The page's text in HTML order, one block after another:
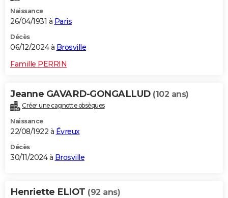
Naissance
26/04/1931 à Paris
Décès
06/12/2024 à Brosville
Famille PERRIN
Jeanne GAVARD-GONGALLUD (102 ans)
Créer une cagnotte obsèques
Naissance
22/08/1922 à Évreux
Décès
30/11/2024 à Brosville
Henriette ELIOT (92 ans)